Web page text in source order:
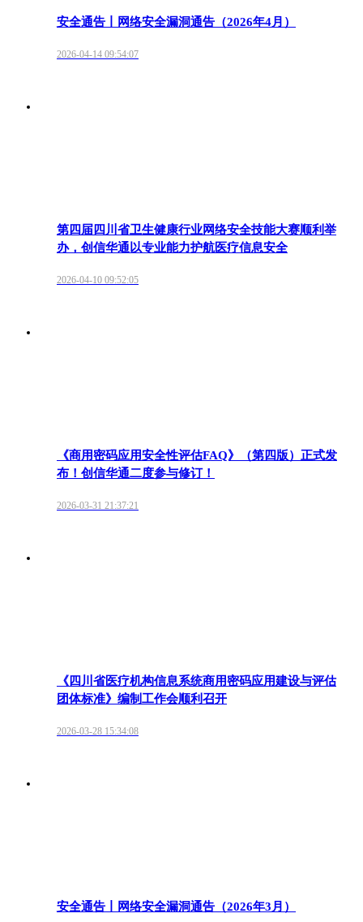
安全通告丨网络安全漏洞通告（2026年4月）
2026-04-14 09:54:07
第四届四川省卫生健康行业网络安全技能大赛顺利举
办，创信华通以专业能力护航医疗信息安全
2026-04-10 09:52:05
《商用密码应用安全性评估FAQ》（第四版）正式发
布！创信华通二度参与修订！
2026-03-31 21:37:21
《四川省医疗机构信息系统商用密码应用建设与评估
团体标准》编制工作会顺利召开
2026-03-28 15:34:08
安全通告丨网络安全漏洞通告（2026年3月）